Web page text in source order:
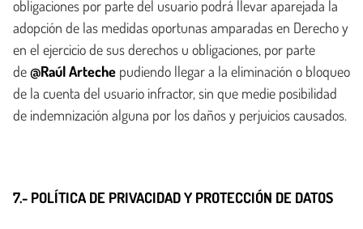
obligaciones por parte del usuario podrá llevar aparejada la
adopción de las medidas oportunas amparadas en Derecho y
en el ejercicio de sus derechos u obligaciones, por parte
de@Raúl Arteche pudiendo llegar a la eliminación o bloqueo
de la cuenta del usuario infractor, sin que medie posibilidad
de indemnización alguna por los daños y perjuicios causados.
7.- POLÍTICA DE PRIVACIDAD Y PROTECCIÓN DE DATOS